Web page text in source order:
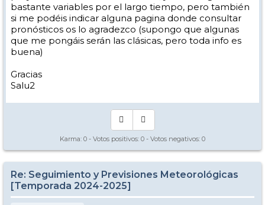
bastante variables por el largo tiempo, pero también
si me podéis indicar alguna pagina donde consultar
pronósticos os lo agradezco (supongo que algunas
que me pongáis serán las clásicas, pero toda info es
buena)
Gracias
Salu2
Karma: 0 - Votos positivos: 0 - Votos negativos: 0
Re: Seguimiento y Previsiones Meteorológicas
[Temporada 2024-2025]